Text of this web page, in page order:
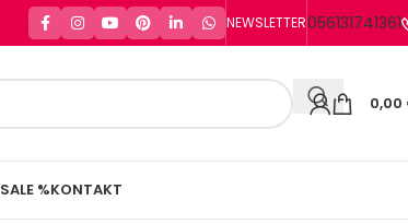
NEWSLETTER056131741361
0,00
SALE %KONTAKT